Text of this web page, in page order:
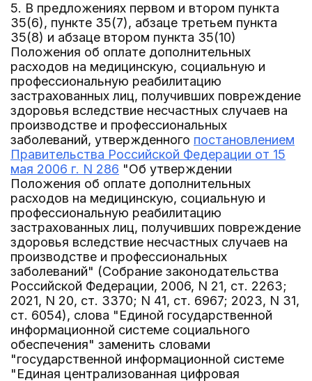
5. В предложениях первом и втором пункта
35(6), пункте 35(7), абзаце третьем пункта
35(8) и абзаце втором пункта 35(10)
Положения об оплате дополнительных
расходов на медицинскую, социальную и
профессиональную реабилитацию
застрахованных лиц, получивших повреждение
здоровья вследствие несчастных случаев на
производстве и профессиональных
заболеваний, утвержденного постановлением
Правительства Российской Федерации от 15
мая 2006 г. N 286 "Об утверждении
Положения об оплате дополнительных
расходов на медицинскую, социальную и
профессиональную реабилитацию
застрахованных лиц, получивших повреждение
здоровья вследствие несчастных случаев на
производстве и профессиональных
заболеваний" (Собрание законодательства
Российской Федерации, 2006, N 21, ст. 2263;
2021, N 20, ст. 3370; N 41, ст. 6967; 2023, N 31,
ст. 6054), слова "Единой государственной
информационной системе социального
обеспечения" заменить словами
"государственной информационной системе
"Единая централизованная цифровая